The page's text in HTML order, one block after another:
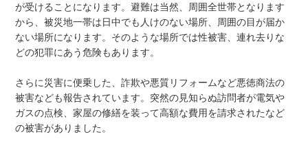
が受けることになります。避難は当然、周囲全世帯となります
から、被災地一帯は日中でも人けのない場所、周囲の目が届か
ない場所になります。そのような場所では性被害、連れ去りな
どの犯罪にあう危険もあります。
さらに災害に便乗した、詐欺や悪質リフォームなど悪徳商法の
被害なども報告されています。突然の見知らぬ訪問者が電気や
ガスの点検、家屋の修繕を装って高額な費用を請求されたなど
の被害がありました。